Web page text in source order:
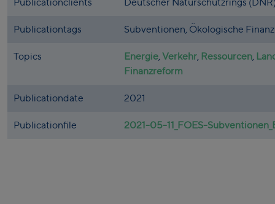
Publicationclients Deutscher Naturschutzrings
Publicationtags Subventionen, Ökologische
Topics Energie,Verkehr, Ressourcen,
Finanzreform
Publicationdate 2021
Publicationfile 2021-05-11_FOES-